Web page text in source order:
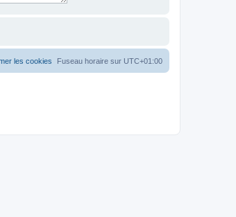
Fuseau horaire sur UTC+01:00
les cookies